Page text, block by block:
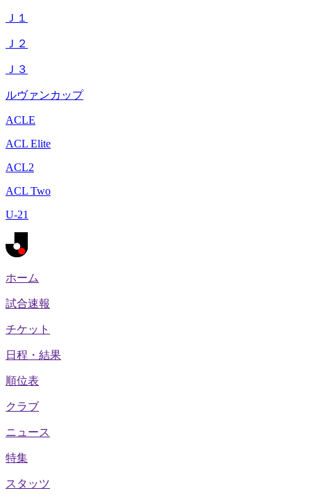
Ｊ１
Ｊ２
Ｊ３
ルヴァンカップ
ACLE
ACL Elite
ACL2
ACL Two
U-21
ホーム
試合速報
チケット
日程・結果
順位表
クラブ
ニュース
特集
スタッツ